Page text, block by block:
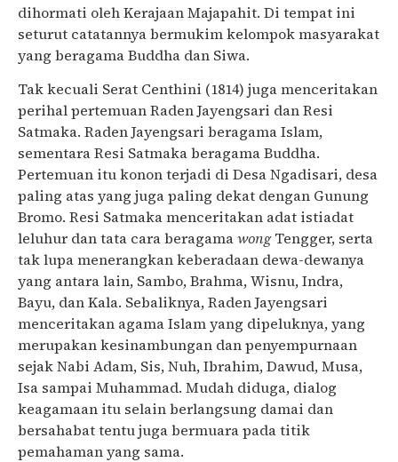
dihormati oleh Kerajaan Majapahit. Di tempat ini
seturut catatannya bermukim kelompok masyarakat
yang beragama Buddha dan Siwa.
Tak kecuali Serat Centhini (1814) juga menceritakan
perihal pertemuan Raden Jayengsari dan Resi
Satmaka. Raden Jayengsari beragama Islam,
sementara Resi Satmaka beragama Buddha.
Pertemuan itu konon terjadi di Desa Ngadisari, desa
paling atas yang juga paling dekat dengan Gunung
Bromo. Resi Satmaka menceritakan adat istiadat
leluhur dan tata cara beragamawongTengger, serta
tak lupa menerangkan keberadaan dewa-dewanya
yang antara lain, Sambo, Brahma, Wisnu, Indra,
Bayu, dan Kala. Sebaliknya, Raden Jayengsari
menceritakan agama Islam yang dipeluknya, yang
merupakan kesinambungan dan penyempurnaan
sejak Nabi Adam, Sis, Nuh, Ibrahim, Dawud, Musa,
Isa sampai Muhammad. Mudah diduga, dialog
keagamaan itu selain berlangsung damai dan
bersahabat tentu juga bermuara pada titik
pemahaman yang sama.